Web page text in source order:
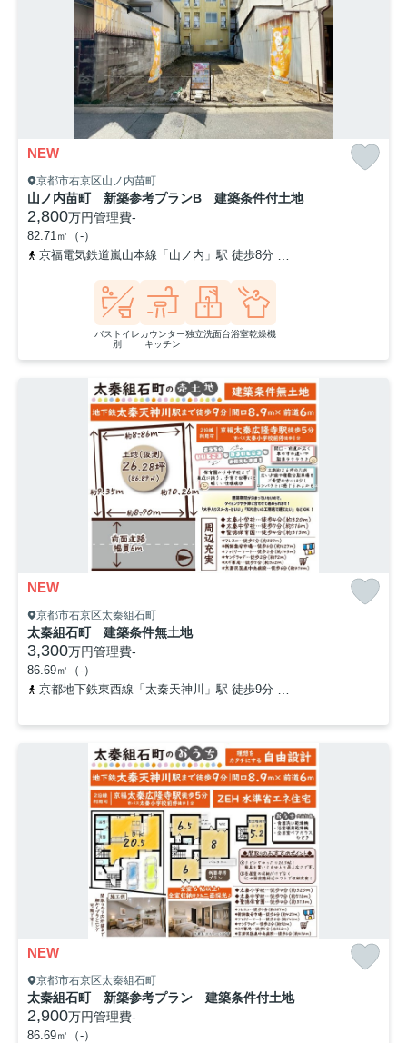
NEW
京都市右京区山ノ内苗町
山ノ内苗町 新築参考プランB 建築条件付土地
2,800万円管理費-
82.71㎡（-）
京福電気鉄道嵐山本線「山ノ内」駅 徒歩8分
バストイレ
別
カウンター
キッチン
独立洗面台浴室乾燥機
NEW
京都市右京区太秦組石町
太秦組石町 建築条件無土地
3,300万円管理費-
86.69㎡（-）
京都地下鉄東西線「太秦天神川」駅 徒歩9分
NEW
京都市右京区太秦組石町
太秦組石町 新築参考プラン 建築条件付土地
2,900万円管理費-
86.69㎡（-）